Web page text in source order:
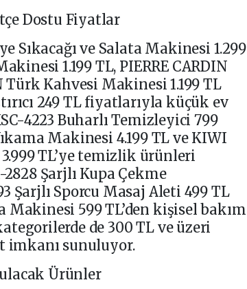
Dostu Fiyatlar
Sıkacağı ve Salata Makinesi 1.299
1.199 TL, PIERRE CARDIN
Türk Kahvesi Makinesi 1.199 TL
249 TL fiyatlarıyla küçük ev
4223 Buharlı Temizleyici 799
Makinesi 4.199 TL ve KIWI
TL’ye temizlik ürünleri
Şarjlı Kupa Çekme
Şarjlı Sporcu Masaj Aleti 499 TL
Makinesi 599 TL’den kişisel bakım
de 300 TL ve üzeri
imkanı sunuluyor.
Ürünler